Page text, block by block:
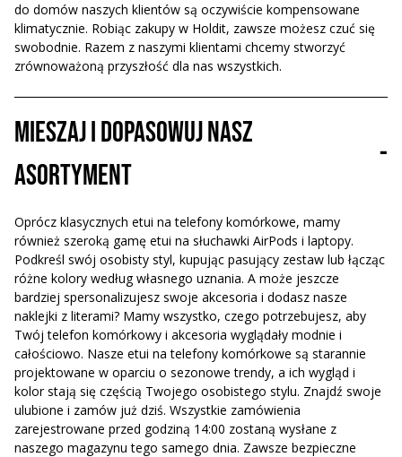
do domów naszych klientów są oczywiście kompensowane
klimatycznie. Robiąc zakupy w Holdit, zawsze możesz czuć się
swobodnie. Razem z naszymi klientami chcemy stworzyć
zrównoważoną przyszłość dla nas wszystkich.
Mieszaj i dopasowuj nasz
asortyment
-
Oprócz klasycznych etui na telefony komórkowe, mamy
również szeroką gamę etui na słuchawki AirPods i laptopy.
Podkreśl swój osobisty styl, kupując pasujący zestaw lub łącząc
różne kolory według własnego uznania. A może jeszcze
bardziej spersonalizujesz swoje akcesoria i dodasz nasze
naklejki z literami? Mamy wszystko, czego potrzebujesz, aby
Twój telefon komórkowy i akcesoria wyglądały modnie i
całościowo. Nasze etui na telefony komórkowe są starannie
projektowane w oparciu o sezonowe trendy, a ich wygląd i
kolor stają się częścią Twojego osobistego stylu. Znajdź swoje
ulubione i zamów już dziś. Wszystkie zamówienia
zarejestrowane przed godziną 14:00 zostaną wysłane z
naszego magazynu tego samego dnia. Zawsze bezpieczne